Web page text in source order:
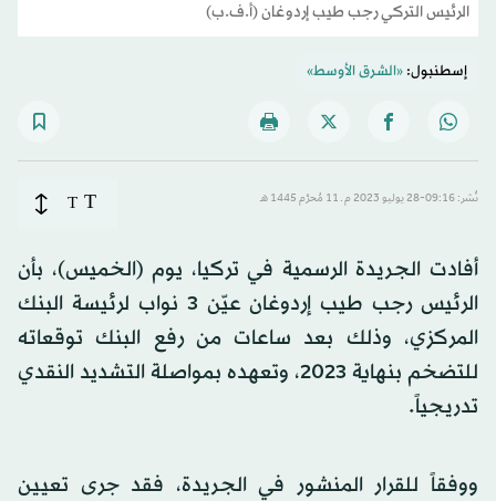
الرئيس التركي رجب طيب إردوغان (أ.ف.ب)
إسطنبول:«الشرق الأوسط»
نُشر: 09:16-28 يوليو 2023 م ـ 11 مُحرَّم 1445 هـ T
T
أفادت الجريدة الرسمية في تركيا، يوم (الخميس)، بأن
الرئيس رجب طيب إردوغان عيّن 3 نواب لرئيسة البنك
المركزي، وذلك بعد ساعات من رفع البنك توقعاته
للتضخم بنهاية 2023، وتعهده بمواصلة التشديد النقدي
تدريجياً.
ووفقاً للقرار المنشور في الجريدة، فقد جرى تعيين